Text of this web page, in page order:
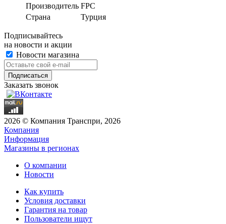
Производитель FPC
Страна
Турция
Подписывайтесь
на новости и акции
Новости магазина
Заказать звонок
2026 © Компания Транспри, 2026
Компания
Информация
Магазины в регионах
О компании
Новости
Как купить
Условия доставки
Гарантия на товар
Пользователи ищут